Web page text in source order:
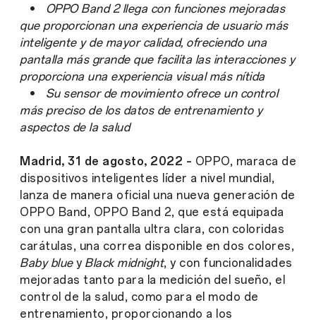
• OPPO Band 2 llega con funciones mejoradas
que proporcionan una experiencia de usuario más
inteligente y de mayor calidad, ofreciendo una
pantalla más grande que facilita las interacciones y
proporciona una experiencia visual más nítida
• Su sensor de movimiento ofrece un control
más preciso de los datos de entrenamiento y
aspectos de la salud
Madrid, 31 de agosto, 2022 – OPPO, maraca de
dispositivos inteligentes líder a nivel mundial,
lanza de manera oficial una nueva generación de
OPPO Band, OPPO Band 2, que está equipada
con una gran pantalla ultra clara, con coloridas
carátulas, una correa disponible en dos colores,
Baby blue yBlack midnight, y con funcionalidades
mejoradas tanto para la medición del sueño, el
control de la salud, como para el modo de
entrenamiento, proporcionando a los